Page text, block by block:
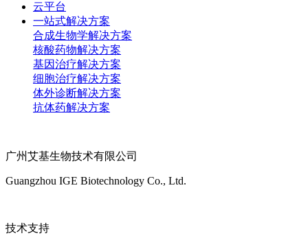
云平台
一站式解决方案
合成生物学解决方案
核酸药物解决方案
基因治疗解决方案
细胞治疗解决方案
体外诊断解决方案
抗体药解决方案
广州艾基生物技术有限公司
Guangzhou IGE Biotechnology Co., Ltd.
技术支持